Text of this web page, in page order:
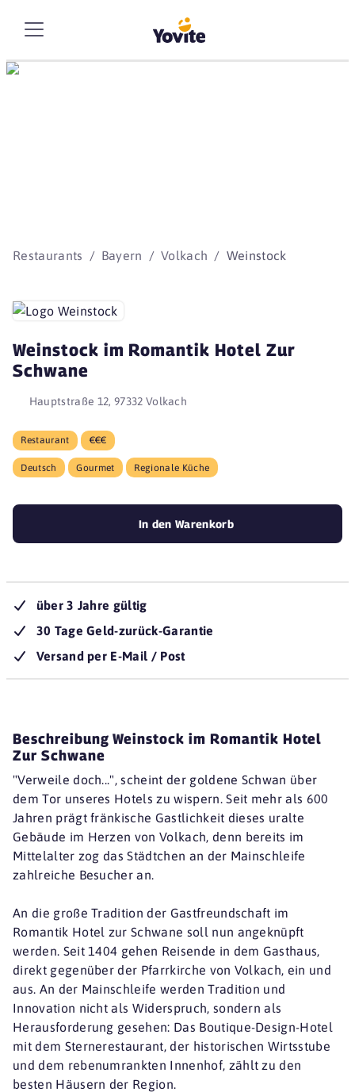
Restaurants Bayern Volkach Weinstock
Weinstock im Romantik Hotel Zur
Schwane
Hauptstraße 12, 97332 Volkach
Restaurant €€€
Deutsch Gourmet Regionale Küche
In den Warenkorb
über 3 Jahre gültig
30 Tage Geld-zurück-Garantie
Versand per E-Mail / Post
Beschreibung Weinstock im Romantik Hotel
Zur Schwane
"Verweile doch...", scheint der goldene Schwan über
dem Tor unseres Hotels zu wispern. Seit mehr als 600
Jahren prägt fränkische Gastlichkeit dieses uralte
Gebäude im Herzen von Volkach, denn bereits im
Mittelalter zog das Städtchen an der Mainschleife
zahlreiche Besucher an.
An die große Tradition der Gastfreundschaft im
Romantik Hotel zur Schwane soll nun angeknüpft
werden. Seit 1404 gehen Reisende in dem Gasthaus,
direkt gegenüber der Pfarrkirche von Volkach, ein und
aus. An der Mainschleife werden Tradition und
Innovation nicht als Widerspruch, sondern als
Herausforderung gesehen: Das Boutique-Design-Hotel
mit dem Sternerestaurant, der historischen Wirtsstube
und dem rebenumrankten Innenhof, zählt zu den
besten Häusern der Region.